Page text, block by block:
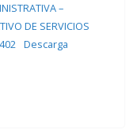
–
DE SERVICIOS
Descarga